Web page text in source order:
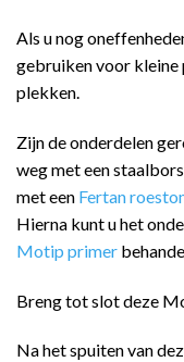
Als u nog
gebruiken voor kleine
plekken.
Zijn de onderdelen
weg met een
met een Fertan
Hierna kunt u het
Motip primer
Breng tot slot deze
Na het spuiten van